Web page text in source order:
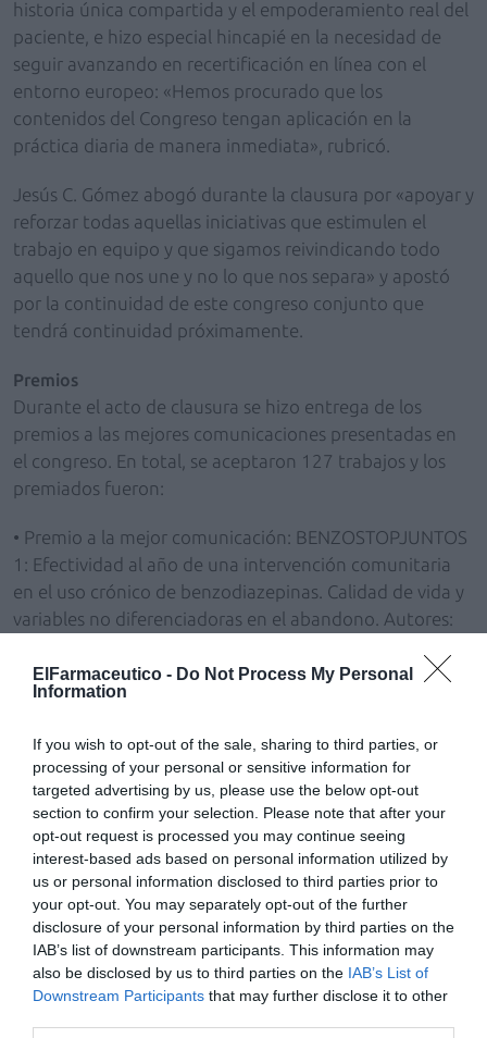
ElFarmaceutico - Do Not Process My Personal
Information
If you wish to opt-out of the sale, sharing to third parties, or
processing of your personal or sensitive information for
targeted advertising by us, please use the below opt-out
section to confirm your selection. Please note that after your
opt-out request is processed you may continue seeing
interest-based ads based on personal information utilized by
us or personal information disclosed to third parties prior to
your opt-out. You may separately opt-out of the further
disclosure of your personal information by third parties on the
IAB’s list of downstream participants. This information may
also be disclosed by us to third parties on the IAB’s List of
Downstream Participants that may further disclose it to other
historia única compartida y el empoderamiento real del
paciente, e hizo especial hincapié en la necesidad de
seguir avanzando en recertificación en línea con el
entorno europeo: «Hemos procurado que los
contenidos del Congreso tengan aplicación en la
práctica diaria de manera inmediata», rubricó.
Jesús C. Gómez abogó durante la clausura por «apoyar y
reforzar todas aquellas iniciativas que estimulen el
trabajo en equipo y que sigamos reivindicando todo
aquello que nos une y no lo que nos separa» y apostó
por la continuidad de este congreso conjunto que
tendrá continuidad próximamente.
Premios
Durante el acto de clausura se hizo entrega de los
premios a las mejores comunicaciones presentadas en
el congreso. En total, se aceptaron 127 trabajos y los
premiados fueron:
• Premio a la mejor comunicación: BENZOSTOPJUNTOS
1: Efectividad al año de una intervención comunitaria
en el uso crónico de benzodiazepinas. Calidad de vida y
variables no diferenciadoras en el abandono. Autores:
Purificación Casas, Yolanda Sánchez y Cristina Sánchez.
dispensación única en medicación cardiovascular e
insulinas: impacto en el seguimiento clínico del
paciente. Autores: Carles Vilaplana, Cristina Carbonell,
Ignacio Aznar, María Teresa Peñarrubia, Andoni Serrano,
Rita Fernández, Dolors Petitbò, María Montserrat Gil,
Marian March y María Rubio.
• Premio al mejor proyecto de investigación: Demanda
de medicamentos sin receta: evaluación de la
intervención farmacéutica. Autores: Nicanor Floro